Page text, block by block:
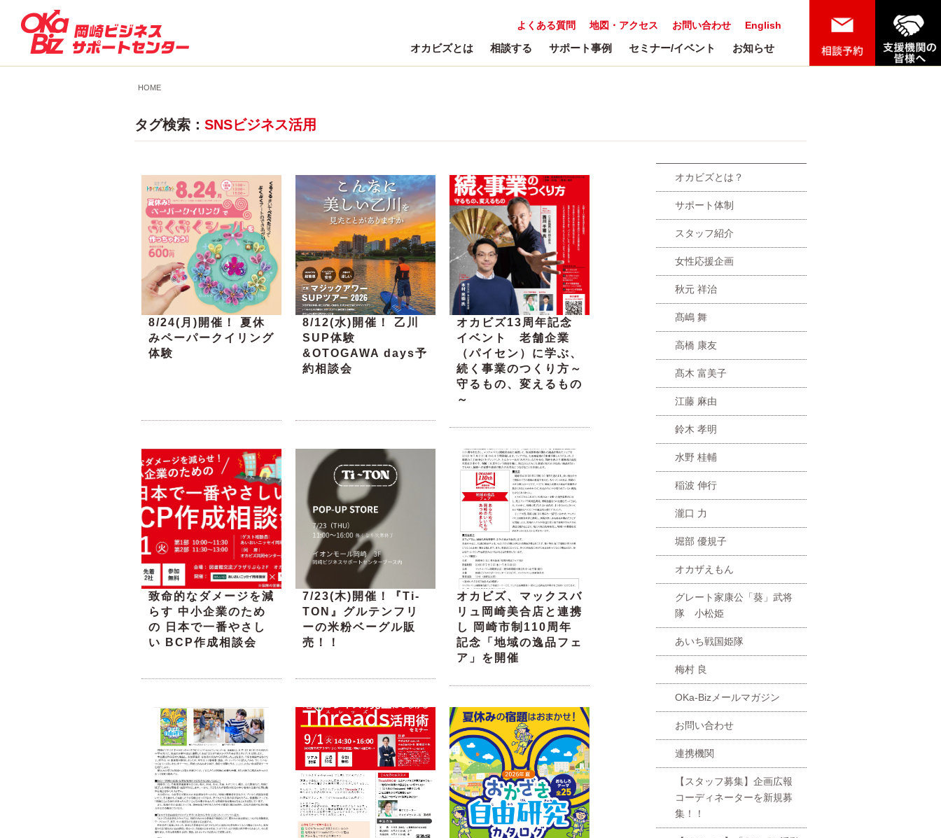
English
お問い合わせ
地図・アクセス
よくある質問
オカビズとは 相談する サポート事例 セミナー/イベント お知らせ
HOME
タグ検索： SNSビジネス活用
8/24(月)開催！ 夏休
みペーパークイリング
体験
8/12(水)開催！ 乙川
SUP体験
&OTOGAWA days予
約相談会
オカビズ13周年記念
イベント 老舗企業
（パイセン）に学ぶ、
続く事業のつくり方～
守るもの、変えるもの
～
致命的なダメージを減
らす 中小企業のため
の 日本で一番やさし
い BCP作成相談会
7/23(木)開催！『Ti-
TON』グルテンフリ
ーの米粉ベーグル販
売！！
オカビズ、マックスバ
リュ岡崎美合店と連携
し 岡崎市制110周年
記念「地域の逸品フェ
ア」を開催
オカビズとは？
サポート体制
スタッフ紹介
女性応援企画
秋元 祥治
髙嶋 舞
高橋 康友
髙木 富美子
江藤 麻由
鈴木 孝明
水野 桂輔
稲波 伸行
瀧口 力
堀部 優規子
オカザえもん
グレート家康公「葵」武将
隊 小松姫
あいち戦国姫隊
梅村 良
OKa-Bizメールマガジン
お問い合わせ
連携機関
【スタッフ募集】企画広報
コーディネーターを新規募
集！！